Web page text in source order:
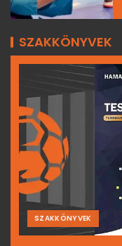
SZAKKÖNYVEK
SZAKKÖNYVEK